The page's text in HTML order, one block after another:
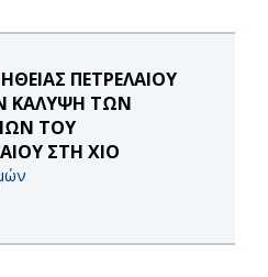
ΠΕΤΡΕΛΑΙΟΥ
ΚΑΛΥΨΗ ΤΩΝ
ΤΟΥ
ΣΤΗ ΧΙΟ